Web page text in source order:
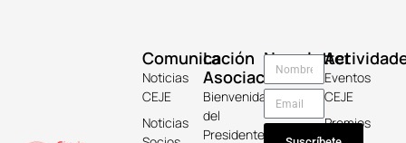
La
Asociación
Bienvenida
del
Presidente
Comunicación
Noticias
CEJE
Noticias
Eventos
CEJE
Premios
Newsletter